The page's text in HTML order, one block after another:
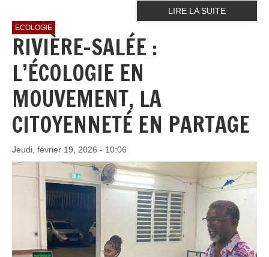
LIRE LA SUITE
ECOLOGIE
RIVIÈRE-SALÉE :
L’ÉCOLOGIE EN
MOUVEMENT, LA
CITOYENNETÉ EN PARTAGE
Jeudi, février 19, 2026 - 10:06